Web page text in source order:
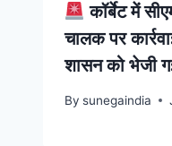
कॉर्बेट में
चालक पर
शासन को भेजी
By sunegaindia